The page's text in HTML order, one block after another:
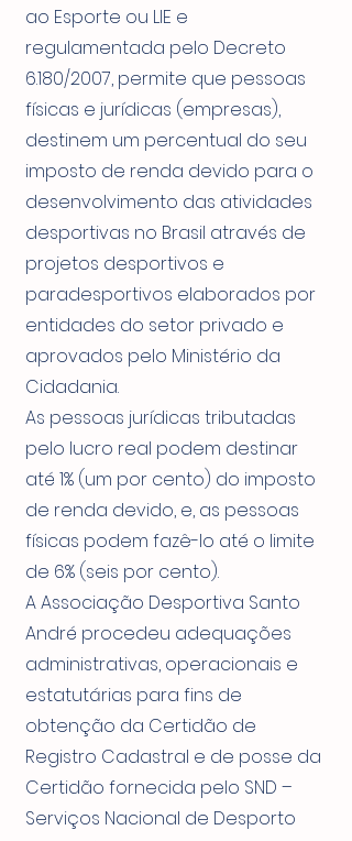
ao Esporte ou LIE e
regulamentada pelo Decreto
6.180/2007, permite que pessoas
físicas e jurídicas (empresas),
destinem um percentual do seu
imposto de renda devido para o
desenvolvimento das atividades
desportivas no Brasil através de
projetos desportivos e
paradesportivos elaborados por
entidades do setor privado e
aprovados pelo Ministério da
Cidadania.
As pessoas jurídicas tributadas
pelo lucro real podem destinar
até 1% (um por cento) do imposto
de renda devido, e, as pessoas
físicas podem fazê-lo até o limite
de 6% (seis por cento).
A Associação Desportiva Santo
André procedeu adequações
administrativas, operacionais e
estatutárias para fins de
obtenção da Certidão de
Registro Cadastral e de posse da
Certidão fornecida pelo SND –
Serviços Nacional de Desporto